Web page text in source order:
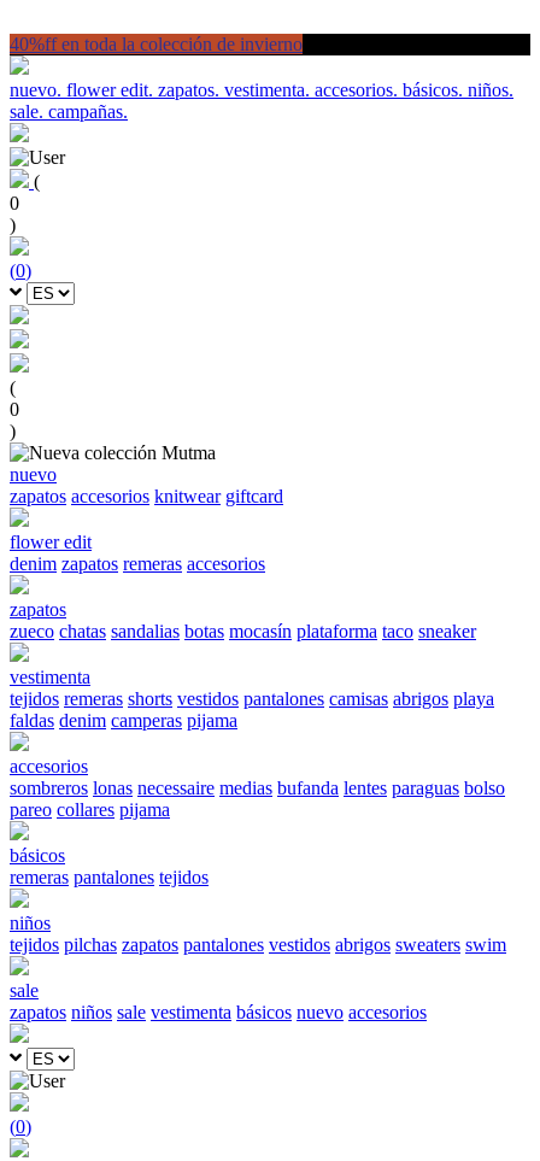
40%ff en toda la colección de invierno
nuevo. flower edit. zapatos. vestimenta. accesorios. básicos. niños.
sale. campañas.
(
0
)
(0)
(
0
)
nuevo
zapatos accesorios knitwear giftcard
flower edit
denim zapatos remeras accesorios
zapatos
zueco chatas sandalias botas mocasín plataforma taco sneaker
vestimenta
tejidos remeras shorts vestidos pantalones camisas abrigos playa
faldas denim camperas pijama
accesorios
sombreros lonas necessaire medias bufanda lentes paraguas bolso
pareo collares pijama
básicos
remeras pantalones tejidos
niños
tejidos pilchas zapatos pantalones vestidos abrigos sweaters swim
sale
zapatos niños sale vestimenta básicos nuevo accesorios
(0)